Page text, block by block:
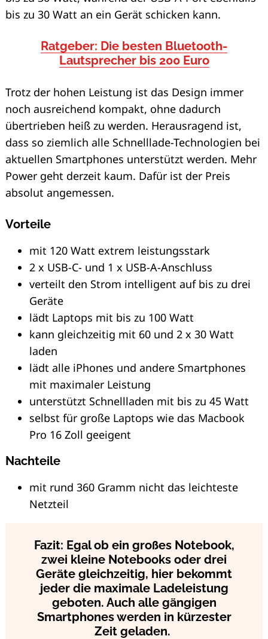
bis zu 30 Watt an ein Gerät schicken kann.
Ratgeber: Die besten Bluetooth-
Lautsprecher bis 200 Euro
Trotz der hohen Leistung ist das Design immer
noch ausreichend kompakt, ohne dadurch
übertrieben heiß zu werden. Herausragend ist,
dass so ziemlich alle Schnelllade-Technologien bei
aktuellen Smartphones unterstützt werden. Mehr
Power geht derzeit kaum. Dafür ist der Preis
absolut angemessen.
Vorteile
mit 120 Watt extrem leistungsstark
2 x USB-C- und 1 x USB-A-Anschluss
verteilt den Strom intelligent auf bis zu drei
Geräte
lädt Laptops mit bis zu 100 Watt
kann gleichzeitig mit 60 und 2 x 30 Watt
laden
lädt alle iPhones und andere Smartphones
mit maximaler Leistung
unterstützt Schnellladen mit bis zu 45 Watt
selbst für große Laptops wie das Macbook
Pro 16 Zoll geeigent
Nachteile
mit rund 360 Gramm nicht das leichteste
Netzteil
Fazit: Egal ob ein großes Notebook,
zwei kleine Notebooks oder drei
Geräte gleichzeitig, hier bekommt
jeder die maximale Ladeleistung
geboten. Auch alle gängigen
Smartphones werden in kürzester
Zeit geladen.